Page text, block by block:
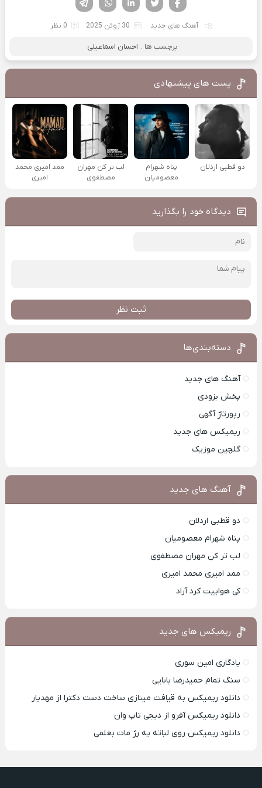
آهنگ های جدید 30 ژوئن 2025 0 نظر
برچسب ها : احسان اسماعیلی
پست های پیشنهادی
دو قطبی اردلان
پناه شهرام
معصومیان
لب تر کن مهران
مصطفوی
ممد امیری محمد
امیری
دیدگاه خود را بگذارید
ثبت نظر
دسته‌بندی‌ها
آهنگ های جدید
پخش بزودی
رپورتاژ آگهی
ریمیکس های جدید
گلچین موزیک
آهنگ های جدید
دو قطبی اردلان
پناه شهرام معصومیان
لب تر کن مهران مصطفوی
ممد امیری محمد امیری
کی هواییت کرد آراد
ریمیکس های جدید
یادگاری امین سوری
سنگ تمام حمیدرضا بابایی
دانلود ریمیکس به قیافت مینازی ساخت دست دکترا از مهدیار
دانلود ریمیکس آفرو از ديجی تاپ وان
دانلود ریمیکس روی لباته یه رژ مات بغلمی